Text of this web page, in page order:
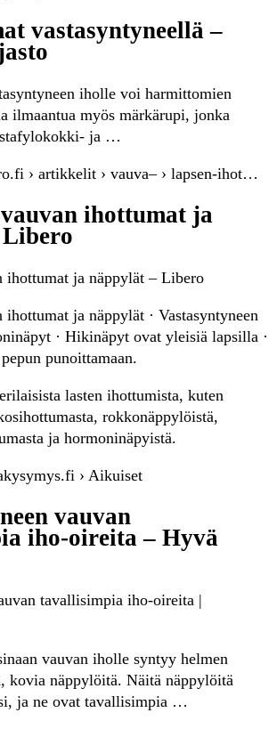
vastasyntyneellä –
iholle voi harmittomien
ilmaantua myös märkärupi, jonka
stafylokokki- ja …
› artikkelit › vauva– › lapsen-ihot…
ihottumat ja
ihottumat ja näppylät – Libero
ihottumat ja näppylät · Vastasyntyneen
· Hikinäpyt ovat yleisiä lapsilla ·
punoittamaan.
lasten ihottumista, kuten
rokkonäppylöistä,
ja hormoninäpyistä.
› Aikuiset
vauvan
iho-oireita – Hyvä
tavallisimpia iho-oireita |
vauvan iholle syntyy helmen
kovia näppylöitä. Näitä näppylöitä
ja ne ovat tavallisimpia …